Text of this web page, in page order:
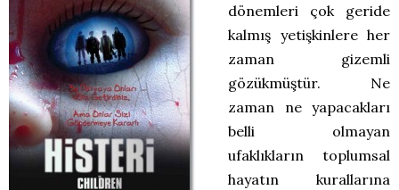
dönemleri çok geride
kalmış yetişkinlere her
zaman gizemli
gözükmüştür. Ne
zaman ne yapacakları
belli olmayan
ufaklıkların toplumsal
hayatın kurallarına